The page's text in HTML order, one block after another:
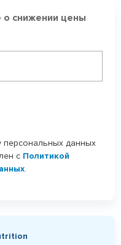
снижении цены
персональных данных
с Политикой
.